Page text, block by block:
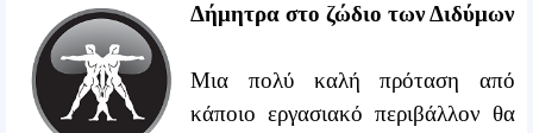
Δήμητρα στο ζώδιο των Διδύμων
Μια πολύ καλή πρόταση από
κάποιο εργασιακό περιβάλλον θα